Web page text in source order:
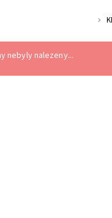
nebyly nalezeny...